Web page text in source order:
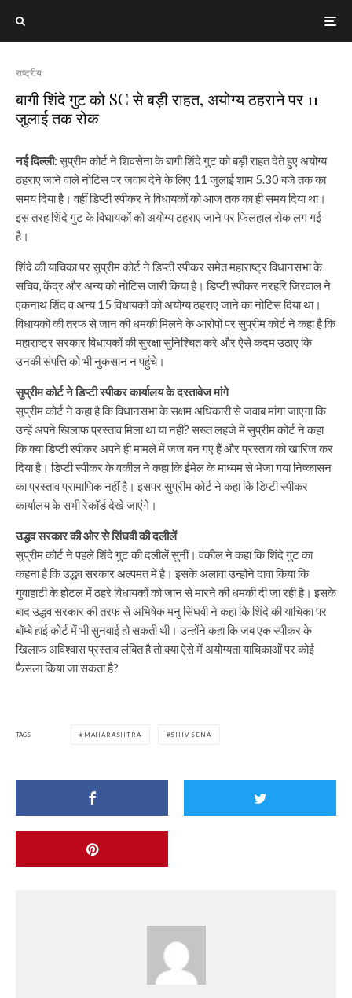
राष्ट्रीय
बागी शिंदे गुट को SC से बड़ी राहत, अयोग्य ठहराने पर 11
जुलाई तक रोक
नई दिल्ली:सुप्रीम कोर्ट ने शिवसेना के बागी शिंदे गुट को बड़ी राहत देते हुए अयोग्य
ठहराए जाने वाले नोटिस पर जवाब देने के लिए 11 जुलाई शाम 5.30 बजे तक का
समय दिया है। वहीं डिप्टी स्पीकर ने विधायकों को आज तक का ही समय दिया था।
इस तरह शिंदे गुट के विधायकों को अयोग्य ठहराए जाने पर फिलहाल रोक लग गई
है।
शिंदे की याचिका पर सुप्रीम कोर्ट ने डिप्टी स्पीकर समेत महाराष्ट्र विधानसभा के
सचिव, केंद्र और अन्य को नोटिस जारी किया है। डिप्टी स्पीकर नरहरि जिरवाल ने
एकनाथ शिंद व अन्य 15 विधायकों को अयोग्य ठहराए जाने का नोटिस दिया था।
विधायकों की तरफ से जान की धमकी मिलने के आरोपों पर सुप्रीम कोर्ट ने कहा है कि
महाराष्ट्र सरकार विधायकों की सुरक्षा सुनिश्चित करे और ऐसे कदम उठाए कि
उनकी संपत्ति को भी नुकसान न पहुंचे।
सुप्रीम कोर्ट ने डिप्टी स्पीकर कार्यालय के दस्तावेज मांगे
सुप्रीम कोर्ट ने कहा है कि विधानसभा के सक्षम अधिकारी से जवाब मांगा जाएगा कि
उन्हें अपने खिलाफ प्रस्ताव मिला था या नहीं? सख्त लहजे में सुप्रीम कोर्ट ने कहा
कि क्या डिप्टी स्पीकर अपने ही मामले में जज बन गए हैं और प्रस्ताव को खारिज कर
दिया है। डिप्टी स्पीकर के वकील ने कहा कि ईमेल के माध्यम से भेजा गया निष्कासन
का प्रस्ताव प्रामाणिक नहीं है। इसपर सुप्रीम कोर्ट ने कहा कि डिप्टी स्पीकर
कार्यालय के सभी रेकॉर्ड देखे जाएंगे।
उद्धव सरकार की ओर से सिंघवी की दलीलें
सुप्रीम कोर्ट ने पहले शिंदे गुट की दलीलें सुनीं। वकील ने कहा कि शिंदे गुट का
कहना है कि उद्धव सरकार अल्पमत में है। इसके अलावा उन्होंने दावा किया कि
गुवाहाटी के होटल में ठहरे विधायकों को जान से मारने की धमकी दी जा रही है। इसके
बाद उद्धव सरकार की तरफ से अभिषेक मनु सिंघवी ने कहा कि शिंदे की याचिका पर
बॉम्बे हाई कोर्ट में भी सुनवाई हो सकती थी। उन्होंने कहा कि जब एक स्पीकर के
खिलाफ अविश्वास प्रस्ताव लंबित है तो क्या ऐसे में अयोग्यता याचिकाओं पर कोई
फैसला किया जा सकता है?
TAGS MAHARASHTRA SHIV SENA